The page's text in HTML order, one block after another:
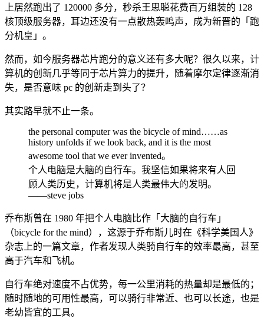
上居然跑出了 120000 多分，秒杀王思聪花费百万组装的 128
核顶级服务器，耳边还没有一点散热轰鸣声，成为新晋的「跑
分机皇」。
然而，如今服务器芯片跑分的意义还有多大呢？很久以来，计
算机的创新几乎等同于芯片算力的提升，随着摩尔定律逐渐消
失，是否意味 pc 的创新走到头了？
其实路早就不止一条。
the personal computer was the bicycle of mind……as
history unfolds if we look back, and it is the most
awesome tool that we ever invented。
个人电脑是大脑的自行车。我坚信如果将来有人回
顾人类历史，计算机将是人类最伟大的发明。
——steve jobs
乔布斯曾在 1980 年把个人电脑比作「大脑的自行车」
（bicycle for the mind），这源于乔布斯儿时在《科学美国人》
杂志上的一篇文章，作者发现人类骑自行车的效率最高，甚至
高于汽车和飞机。
自行车绝对速度不占优势，每一公里消耗的热量却是最低的；
随时随地的可用性最高，可以骑行非常近、也可以长途，也是
老幼皆宜的工具。